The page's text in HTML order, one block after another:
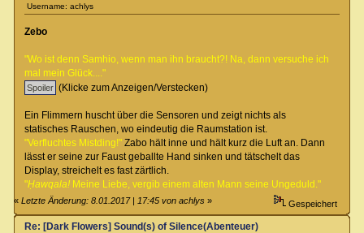
Username: achlys
Zebo
"Wo ist denn Samhio, wenn man ihn braucht?! Na, dann versuche ich
mal mein Glück...."
(Klicke zum Anzeigen/Verstecken)
Ein Flimmern huscht über die Sensoren und zeigt nichts als
statisches Rauschen, wo eindeutig die Raumstation ist.
"Verfluchtes Mistding!"Zabo hält inne und hält kurz die Luft an. Dann
lässt er seine zur Faust geballte Hand sinken und tätschelt das
Display, streichelt es fast zärtlich.
"Ḥawqala!Meine Liebe, vergib einem alten Mann seine Ungeduld."
«Letzte Änderung: 8.01.2017 | 17:45 von achlys » Gespeichert
Re: [Dark Flowers] Sound(s) of Silence(Abenteuer)